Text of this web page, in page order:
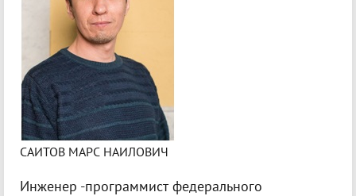
САИТОВ МАРС НАИЛОВИЧ
Инженер -программист федерального